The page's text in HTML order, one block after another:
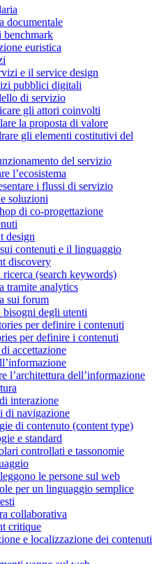
documentale
benchmark
euristica
e il service design
pubblici digitali
di servizio
gli attori coinvolti
la proposta di valore
gli elementi costitutivi del
del servizio
l’ecosistema
i flussi di servizio
soluzioni
di co-progettazione
design
contenuti e il linguaggio
discovery
(search keywords)
tramite analytics
sui forum
degli utenti
per definire i contenuti
per definire i contenuti
accettazione
l’architettura dell’informazione
interazione
di navigazione
di contenuto (content type)
e standard
controllati e tassonomie
le persone sul web
per un linguaggio semplice
collaborativa
critique
e localizzazione dei contenuti